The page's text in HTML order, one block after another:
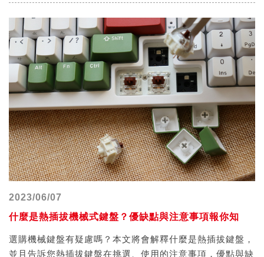
2023/06/07
什麼是熱插拔機械式鍵盤？優缺點與注意事項報你知
選購機械鍵盤有疑慮嗎？本文將會解釋什麼是熱插拔鍵盤，
並且告訴您熱插拔鍵盤在挑選、使用的注意事項，優點與缺